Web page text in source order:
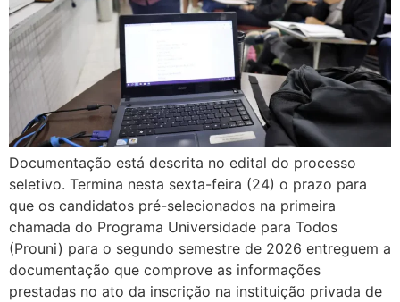
Documentação está descrita no edital do processo
seletivo. Termina nesta sexta-feira (24) o prazo para
que os candidatos pré-selecionados na primeira
chamada do Programa Universidade para Todos
(Prouni) para o segundo semestre de 2026 entreguem a
documentação que comprove as informações
prestadas no ato da inscrição na instituição privada de